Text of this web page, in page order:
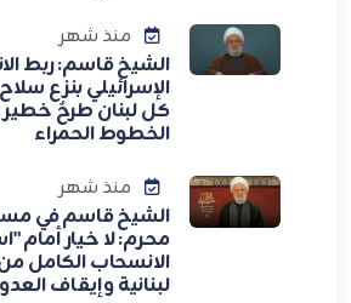
منذ شهر
الشيخ قاسم: ربط
الإسرائيلي بنزع
كل لبنان طرحٌ خطير
الخطوط الحمراء
منذ شهر
الشيخ قاسم في
محرم: لا خيار أمام
الانسحاب الكامل
لبنانية وإيقاف